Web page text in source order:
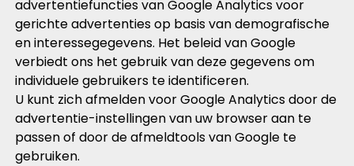
advertentiefuncties van Google Analytics voor
gerichte advertenties op basis van demografische
en interessegegevens. Het beleid van Google
verbiedt ons het gebruik van deze gegevens om
individuele gebruikers te identificeren.
U kunt zich afmelden voor Google Analytics door de
advertentie-instellingen van uw browser aan te
passen of door de afmeldtools van Google te
gebruiken.